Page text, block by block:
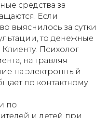
средства за
Если
выяснилось за сутки
то денежные
Психолог
направляя
на электронный
по контактному
по
и детей при